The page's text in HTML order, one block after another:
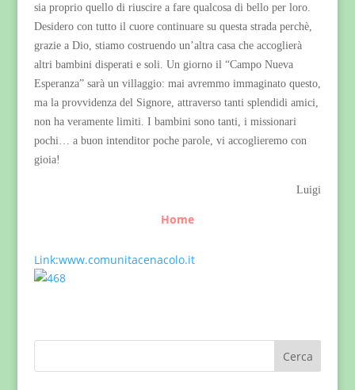
sia proprio quello di riuscire a fare qualcosa di bello per loro.
Desidero con tutto il cuore continuare su questa strada perchè,
grazie a Dio, stiamo costruendo un’altra casa che accoglierà
altri bambini disperati e soli. Un giorno il “Campo Nueva
Esperanza” sarà un villaggio: mai avremmo immaginato questo,
ma la provvidenza del Signore, attraverso tanti splendidi amici,
non ha veramente limiti. I bambini sono tanti, i missionari
pochi… a buon intenditor poche parole, vi accoglieremo con
gioia!
Luigi
Home
Link:www.comunitacenacolo.it
Cerca